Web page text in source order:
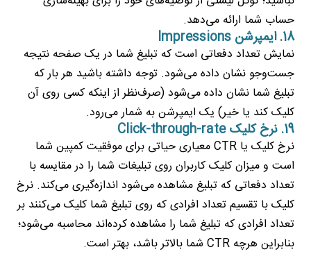
حساب شما ارائه می‌دهد.
18. ایمپرشن Impressions
نمایش تعداد دفعاتی است که تبلیغ شما در یک صفحه نتیجه
جست‌وجو نشان داده می‌شود. توجه داشته باشید هر بار که
تبلیغ شما نشان داده می‌شود (صرف‌نظر از اینکه کسی روی آن
کلیک کند یا خیر) یک ایمپرشن به شمار می‌رود.
19. نرخ کلیک Click-through-rate
نرخ کلیک یا CTR معیاری حیاتی برای موفقیت کمپین شما
است و میزان کلیک کاربران روی تبلیغات شما را در مقایسه با
تعداد دفعاتی که تبلیغ مشاهده می‌شود اندازه‌گیری می‌کند. نرخ
کلیک با تقسیم تعداد افرادی که روی تبلیغ شما کلیک می‌کنند بر
تعداد افرادی که تبلیغ شما را مشاهده کرده‌اند محاسبه می‌شود؛
بنابراین هرچه CTR شما بالاتر باشد، بهتر است.